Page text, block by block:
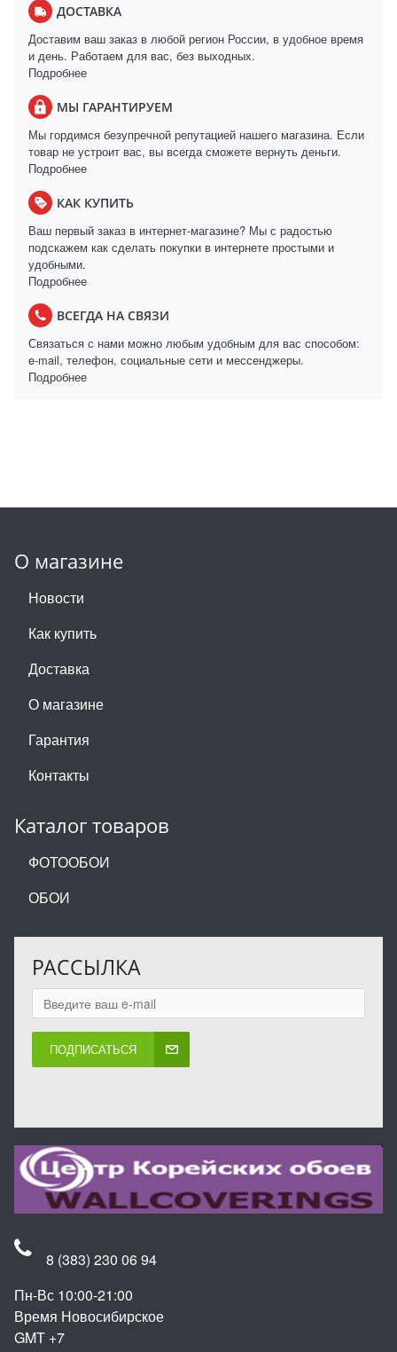
ДОСТАВКА
Доставим ваш заказ в любой регион России, в удобное время
и день. Работаем для вас, без выходных.
Подробнее
МЫ ГАРАНТИРУЕМ
Мы гордимся безупречной репутацией нашего магазина. Если
товар не устроит вас, вы всегда сможете вернуть деньги.
Подробнее
КАК КУПИТЬ
Ваш первый заказ в интернет-магазине? Мы с радостью
подскажем как сделать покупки в интернете простыми и
удобными.
Подробнее
ВСЕГДА НА СВЯЗИ
Связаться с нами можно любым удобным для вас способом:
e-mail, телефон, социальные сети и мессенджеры.
Подробнее
О магазине
Новости
Как купить
Доставка
О магазине
Гарантия
Контакты
Каталог товаров
ФОТООБОИ
ОБОИ
РАССЫЛКА
ПОДПИСАТЬСЯ
8 (383) 230 06 94
Пн-Вс 10:00-21:00
Время Новосибирское
GMT +7